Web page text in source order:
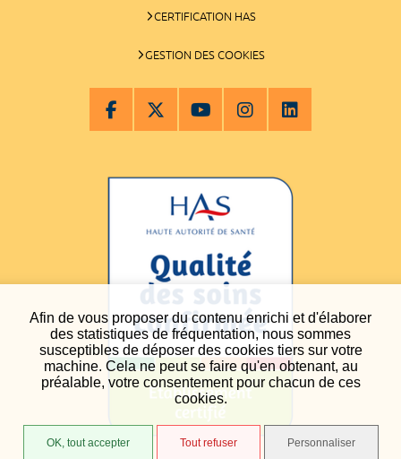
Afin de vous proposer du contenu enrichi et d'élaborer
des statistiques de fréquentation, nous sommes
susceptibles de déposer des cookies tiers sur votre
machine. Cela ne peut se faire qu'en obtenant, au
préalable, votre consentement pour chacun de ces
cookies.
OK, tout accepter Tout refuser Personnaliser
CERTIFICATION HAS
GESTION DES COOKIES